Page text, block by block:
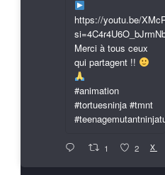
https://youtu.be/
Merci à tous ceux
qui partagent !!
#animation
#tortuesninja #tmnt
1 2 X